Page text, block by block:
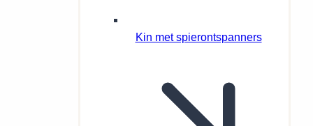
Kin met spierontspanners